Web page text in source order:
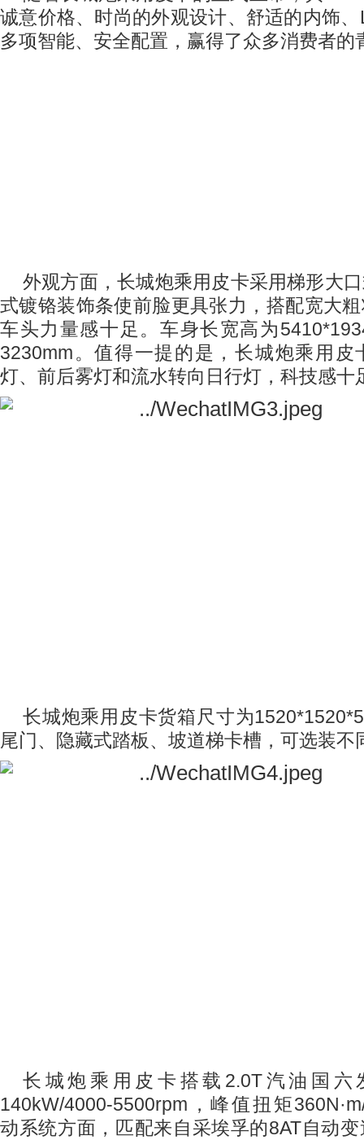
诚意价格、时尚的外观设计、舒适的内饰、
多项智能、安全配置，赢得了众多消费者的
外观方面，长城炮乘用皮卡采用梯形大
式镀铬装饰条使前脸更具张力，搭配宽大
车头力量感十足。车身长宽高为
3230mm。值得一提的是，长城炮乘用皮
灯、前后雾灯和流水转向日行灯，科技感十
长城炮乘用皮卡货箱尺寸为
尾门、隐藏式踏板、坡道梯卡槽，可选装不
长城炮乘用皮卡搭载 2.0T汽油国六
140kW/4000-5500rpm ，峰值扭矩360N·
动系统方面，匹配来自采埃孚的8AT自动